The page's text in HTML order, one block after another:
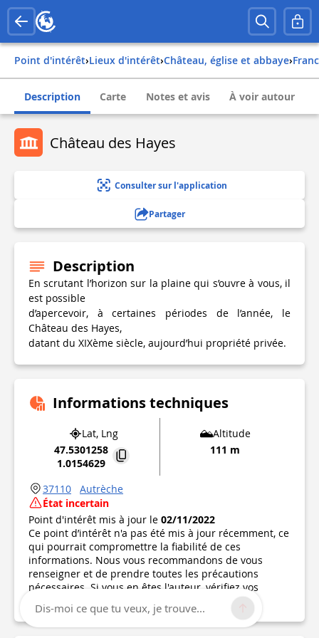
Point d'intérêt› Lieux d'intérêt› Château, église et abbaye›
Description Carte Notes et avis À voir autour
Château des Hayes
Consulter sur l'application
Partager
Description
En scrutant l’horizon sur la plaine qui s’ouvre à vous, il
est possible
d’apercevoir, à certaines périodes de l’année, le
Château des Hayes,
datant du XIXème siècle, aujourd’hui propriété privée.
Informations techniques
Lat, Lng
47.5301258
1.0154629
Altitude
111 m
37110
Autrèche
État incertain
Point d'intérêt mis à jour le 02/11/2022
Ce point d’intérêt n'a pas été mis à jour récemment, ce
qui pourrait compromettre la fiabilité de ces
informations. Nous vous recommandons de vous
renseigner et de prendre toutes les précautions
nécessaires. Si vous en êtes l'auteur, vérifiez vos
Dis-moi ce que tu veux, je trouve...